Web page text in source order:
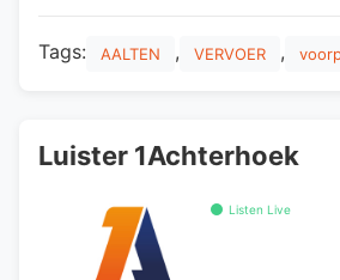
Tags: AALTEN , VERVOER ,
Luister 1Achterhoek
Listen Live